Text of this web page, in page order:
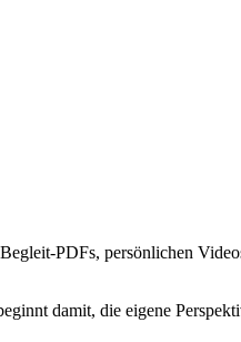
PDFs, persönlichen
damit, die eigene